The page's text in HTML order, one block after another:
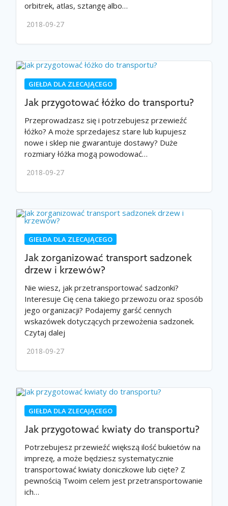
orbitrek, atlas, sztangę albo…
2018-09-27
GIEŁDA DLA ZLECAJĄCEGO
Jak przygotować łóżko do transportu?
Przeprowadzasz się i potrzebujesz przewieźć
łóżko? A może sprzedajesz stare lub kupujesz
nowe i sklep nie gwarantuje dostawy? Duże
rozmiary łóżka mogą powodować…
2018-09-27
GIEŁDA DLA ZLECAJĄCEGO
Jak zorganizować transport sadzonek
drzew i krzewów?
Nie wiesz, jak przetransportować sadzonki?
Interesuje Cię cena takiego przewozu oraz sposób
jego organizacji? Podajemy garść cennych
wskazówek dotyczących przewożenia sadzonek.
Czytaj dalej
2018-09-27
GIEŁDA DLA ZLECAJĄCEGO
Jak przygotować kwiaty do transportu?
Potrzebujesz przewieźć większą ilość bukietów na
imprezę, a może będziesz systematycznie
transportować kwiaty doniczkowe lub cięte? Z
pewnością Twoim celem jest przetransportowanie
ich…